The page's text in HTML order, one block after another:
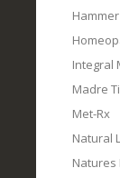
Integral
Madre
Met-Rx
Natural
Natures